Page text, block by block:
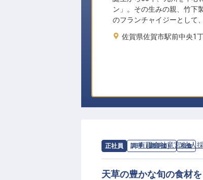
ン」。その生みの親、竹下
のフランチャイジーとして
佐賀県佐賀市駅前中央1
正社員 調理（調理師） 和食
求人情報：有限会社竜宮 法人
天草の豊かな旬の食材